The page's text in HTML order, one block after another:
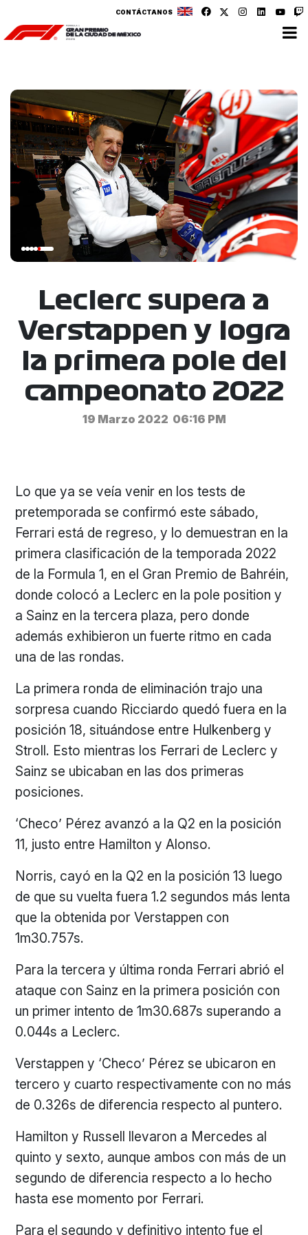
CONTÁCTANOS
Leclerc supera a
Verstappen y logra
la primera pole del
campeonato 2022
19 Marzo 2022 06:16 PM
Lo que ya se veía venir en los tests de
pretemporada se confirmó este sábado,
Ferrari está de regreso, y lo demuestran en la
primera clasificación de la temporada 2022
de la Formula 1, en el Gran Premio de Bahréin,
donde colocó a Leclerc en la pole position y
a Sainz en la tercera plaza, pero donde
además exhibieron un fuerte ritmo en cada
una de las rondas.
La primera ronda de eliminación trajo una
sorpresa cuando Ricciardo quedó fuera en la
posición 18, situándose entre Hulkenberg y
Stroll. Esto mientras los Ferrari de Leclerc y
Sainz se ubicaban en las dos primeras
posiciones.
‘Checo’ Pérez avanzó a la Q2 en la posición
11, justo entre Hamilton y Alonso.
Norris, cayó en la Q2 en la posición 13 luego
de que su vuelta fuera 1.2 segundos más lenta
que la obtenida por Verstappen con
1m30.757s.
Para la tercera y última ronda Ferrari abrió el
ataque con Sainz en la primera posición con
un primer intento de 1m30.687s superando a
0.044s a Leclerc.
Verstappen y ‘Checo’ Pérez se ubicaron en
tercero y cuarto respectivamente con no más
de 0.326s de diferencia respecto al puntero.
Hamilton y Russell llevaron a Mercedes al
quinto y sexto, aunque ambos con más de un
segundo de diferencia respecto a lo hecho
hasta ese momento por Ferrari.
Para el segundo y definitivo intento fue el